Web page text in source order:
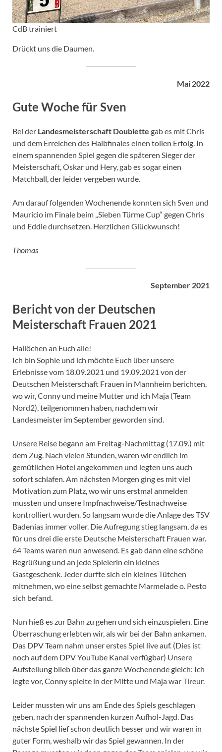
CdB trainiert
Drückt uns die Daumen.
Mai 2022
Gute Woche für Sven
Bei der Landesmeisterschaft Doublette gab es mit Chris
und dem Erreichen des Halbfinales einen tollen Erfolg. In
einem spannenden Spiel gegen die späteren Sieger der
Meisterschaft, Oskar und Hery, gab es sogar einen
Matchball, der leider vergeben wurde.
Am darauf folgenden Wochenende konnten sich Sven und
Mauricio im Finale beim „Sieben Türme Cup“ gegen Chris
und Eddie durchsetzen. Herzlichen Glückwunsch!
Thomas
September 2021
Bericht von der Deutschen
Meisterschaft Frauen 2021
Hallöchen an Euch alle!
Ich bin Sophie und ich möchte Euch über unsere
Erlebnisse vom 18.09.2021 und 19.09.2021 von der
Deutschen Meisterschaft Frauen in Mannheim berichten,
wo wir, Conny und meine Mutter und ich Maja (Team
Nord2), teilgenommen haben, nachdem wir
Landesmeister im September geworden sind.
Unsere Reise begann am Freitag-Nachmittag (17.09.) mit
dem Zug. Nach vielen Stunden, waren wir endlich im
gemütlichen Hotel angekommen und legten uns auch
sofort schlafen. Am nächsten Morgen ging es mit viel
Motivation zum Platz, wo wir uns erstmal anmelden
mussten und unsere Impfnachweise/Testnachweise
kontrolliert wurden. So langsam wurde die Anlage des TSV
Badenias immer voller. Die Aufregung stieg langsam, da es
für uns drei die erste Deutsche Meisterschaft Frauen war.
64 Teams waren nun anwesend. Es gab dann eine schöne
Begrüßung und an jede Spielerin ein kleines
Gastgeschenk. Jeder durfte sich ein kleines Tütchen
mitnehmen, wo eine selbst gemachte Marmelade o. Pesto
sich befand.
Nun hieß es zur Bahn zu gehen und sich einzuspielen. Eine
Überraschung erlebten wir, als wir bei der Bahn ankamen.
Das DPV Team nahm unser erstes Spiel live auf. (Dies ist
noch auf dem DPV YouTube Kanal verfügbar) Unsere
Aufstellung blieb über das ganze Wochenende gleich: Ich
legte vor, Conny spielte in der Mitte und Maja war Tireur.
Leider mussten wir uns am Ende des Spiels geschlagen
geben, nach der spannenden kurzen Aufhol-Jagd. Das
nächste Spiel lief schon deutlich besser und wir waren in
guter Form, weshalb wir das Spiel gewannen. In der